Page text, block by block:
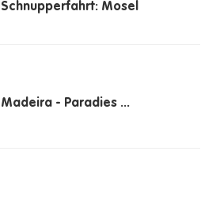
Schnupperfahrt: Mosel
Madeira - Paradies ...